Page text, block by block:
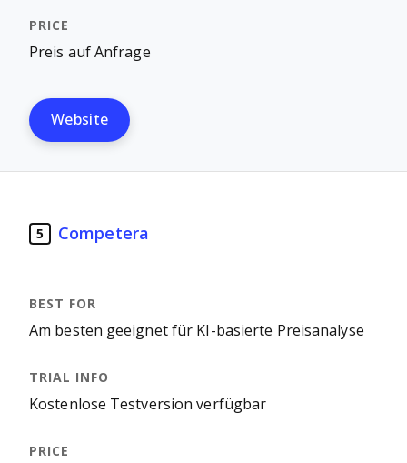
Preis auf Anfrage
Website
5 Competera
Am besten geeignet für KI-basierte Preisanalyse
Kostenlose Testversion verfügbar